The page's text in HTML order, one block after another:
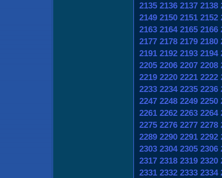
2135 2136 2137 2138
2149 2150 2151 2152
2163 2164 2165 2166
2177 2178 2179 2180
2191 2192 2193 2194
2205 2206 2207 2208
2219 2220 2221 2222
2233 2234 2235 2236
2247 2248 2249 2250
2261 2262 2263 2264
2275 2276 2277 2278
2289 2290 2291 2292
2303 2304 2305 2306
2317 2318 2319 2320
2331 2332 2333 2334